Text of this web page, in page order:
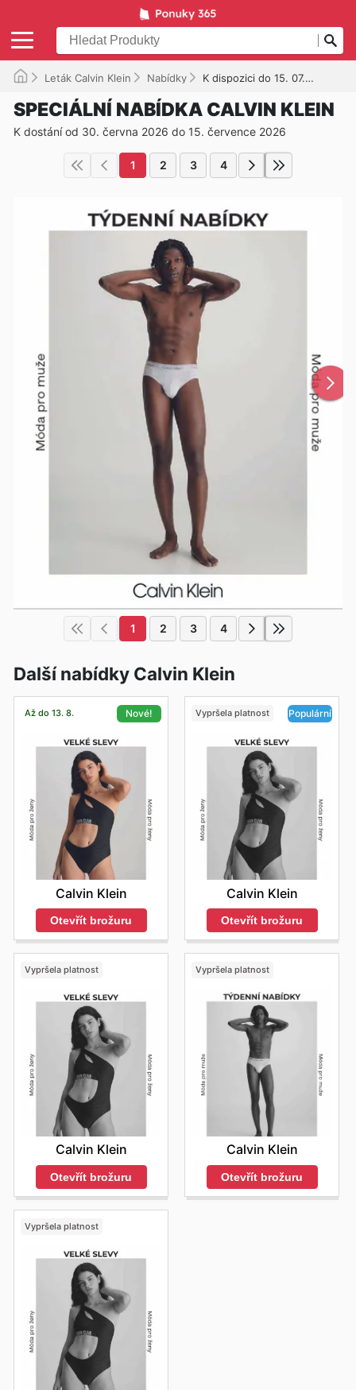
Leták Calvin Klein Nabídky K dispozici do 15. 07. 2026
SPECIÁLNÍ NABÍDKA CALVIN KLEIN
K dostání od 30. června 2026 do 15. července 2026
1 2 3 4
1 2 3 4
Další nabídky Calvin Klein
Až do 13. 8. Nové!
Calvin Klein
Otevřít brožuru
Vypršela platnost Populární
Calvin Klein
Otevřít brožuru
Vypršela platnost
Calvin Klein
Otevřít brožuru
Vypršela platnost
Calvin Klein
Otevřít brožuru
Vypršela platnost